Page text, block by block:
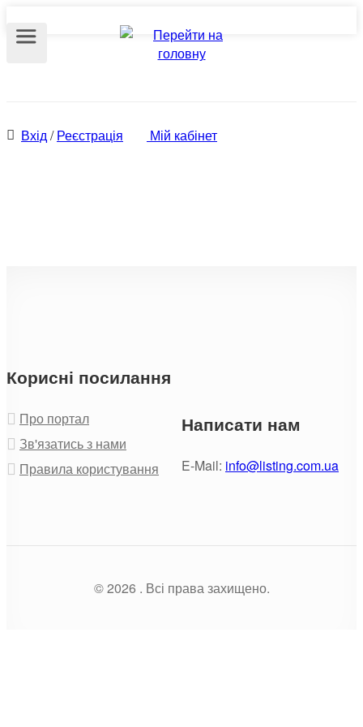
Вхід/Реєстрація Мій кабінет
Корисні посилання
Про портал
Зв'язатись з нами
Правила користування
Написати нам
E-Mail: info@listing.com.ua
© 2026 . Всі права захищено.